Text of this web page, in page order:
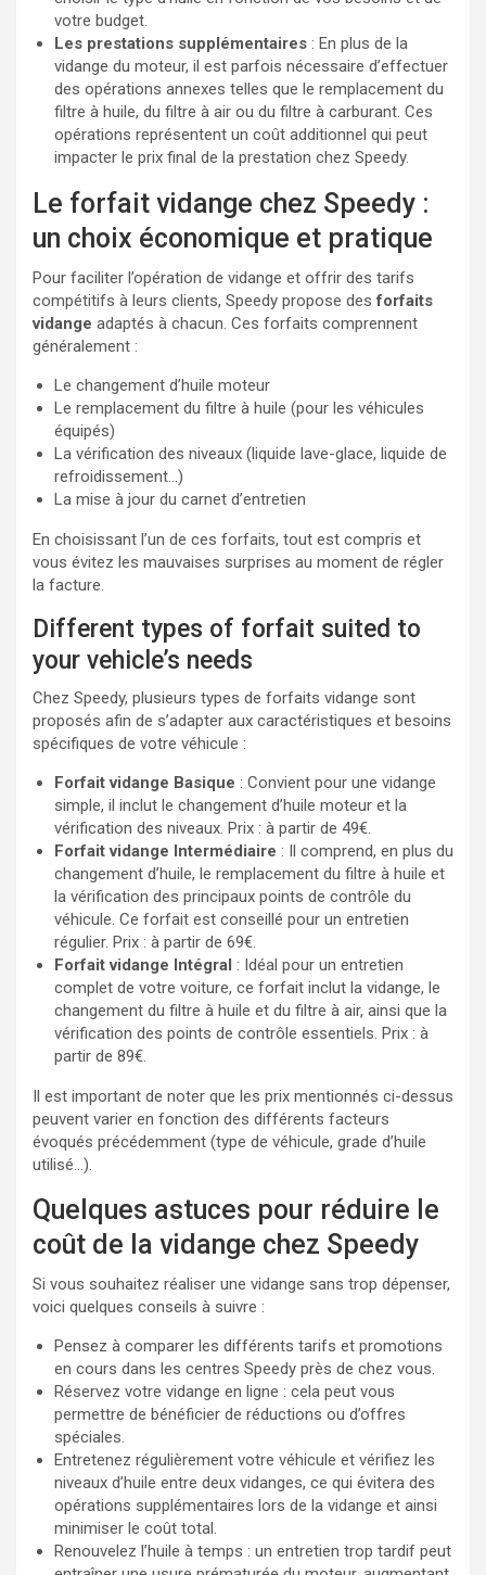
votre budget.
Les prestations supplémentaires : En plus de la
vidange du moteur, il est parfois nécessaire d’effectuer
des opérations annexes telles que le remplacement du
filtre à huile, du filtre à air ou du filtre à carburant. Ces
opérations représentent un coût additionnel qui peut
impacter le prix final de la prestation chez Speedy.
Le forfait vidange chez Speedy :
un choix économique et pratique
Pour faciliter l’opération de vidange et offrir des tarifs
compétitifs à leurs clients, Speedy propose desforfaits
vidange adaptés à chacun. Ces forfaits comprennent
généralement :
Le changement d’huile moteur
Le remplacement du filtre à huile (pour les véhicules
équipés)
La vérification des niveaux (liquide lave-glace, liquide de
refroidissement…)
La mise à jour du carnet d’entretien
En choisissant l’un de ces forfaits, tout est compris et
vous évitez les mauvaises surprises au moment de régler
la facture.
Different types of forfait suited to
your vehicle’s needs
Chez Speedy, plusieurs types de forfaits vidange sont
proposés afin de s’adapter aux caractéristiques et besoins
spécifiques de votre véhicule :
Forfait vidange Basique : Convient pour une vidange
simple, il inclut le changement d’huile moteur et la
vérification des niveaux. Prix : à partir de 49€.
Forfait vidange Intermédiaire : Il comprend, en plus du
changement d’huile, le remplacement du filtre à huile et
la vérification des principaux points de contrôle du
véhicule. Ce forfait est conseillé pour un entretien
régulier. Prix : à partir de 69€.
Forfait vidange Intégral : Idéal pour un entretien
complet de votre voiture, ce forfait inclut la vidange, le
changement du filtre à huile et du filtre à air, ainsi que la
vérification des points de contrôle essentiels. Prix : à
partir de 89€.
Il est important de noter que les prix mentionnés ci-dessus
peuvent varier en fonction des différents facteurs
évoqués précédemment (type de véhicule, grade d’huile
utilisé…).
Quelques astuces pour réduire le
coût de la vidange chez Speedy
Si vous souhaitez réaliser une vidange sans trop dépenser,
voici quelques conseils à suivre :
Pensez à comparer les différents tarifs et promotions
en cours dans les centres Speedy près de chez vous.
Réservez votre vidange en ligne : cela peut vous
permettre de bénéficier de réductions ou d’offres
spéciales.
Entretenez régulièrement votre véhicule et vérifiez les
niveaux d’huile entre deux vidanges, ce qui évitera des
opérations supplémentaires lors de la vidange et ainsi
minimiser le coût total.
Renouvelez l’huile à temps : un entretien trop tardif peut